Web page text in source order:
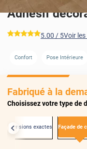
Adhésif
*****
5.00 / 5Voir
Confort Pose Intérieure
Fabriqué à la
Choisissez votre type de
dimensions exactes Façade de